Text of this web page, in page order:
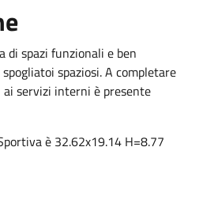
di spazi funzionali e ben
spaziosi. A completare
servizi interni è presente
è 32.62x19.14 H=8.77